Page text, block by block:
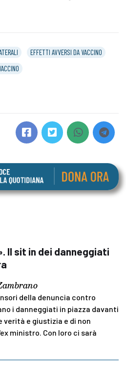
EFFETTI AVVERSI DA VACCINO
Il sit in dei danneggiati
della denuncia contro
i danneggiati in piazza davanti
verità e giustizia e di non
ministro. Con loro ci sarà